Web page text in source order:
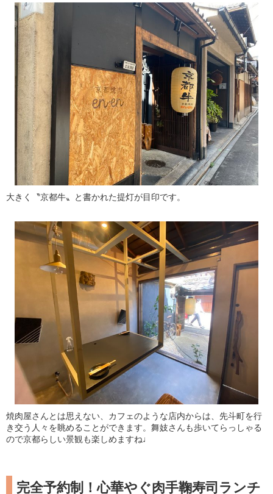
大きく〝京都牛〟と書かれた提灯が目印です。
焼肉屋さんとは思えない、カフェのような店内からは、先斗町を行
き交う人々を眺めることができます。舞妓さんも歩いてらっしゃる
ので京都らしい景観も楽しめますね♩
完全予約制！心華やぐ肉手鞠寿司ランチ